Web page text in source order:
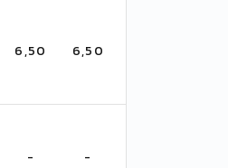
6,50 6,50
- -